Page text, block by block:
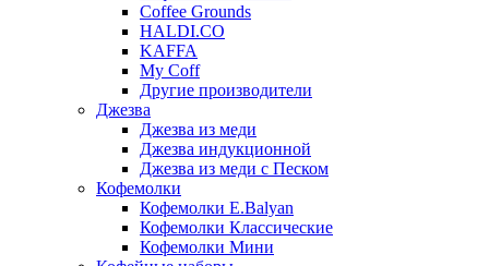
Coffee Grounds
HALDI.CO
KAFFA
My Coff
Другие производители
Джезва
Джезва из меди
Джезва индукционной
Джезва из меди с Песком
Кофемолки
Кофемолки E.Balyan
Кофемолки Классические
Кофемолки Мини